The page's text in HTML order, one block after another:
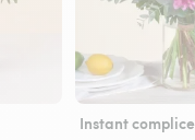
Instant complice